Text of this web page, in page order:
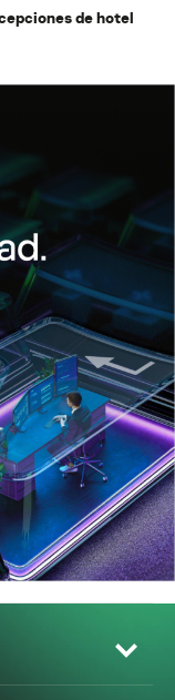
de hotel